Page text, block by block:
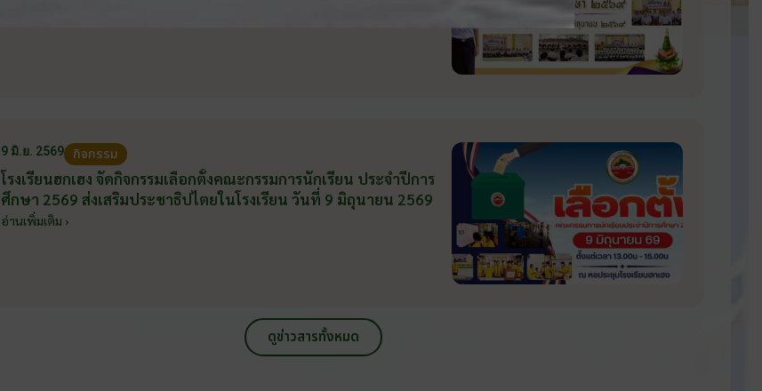
9 มิ.ย. 2569 กิจกรรม
โรงเรียนฮกเฮง จัดกิจกรรมเลือกตั้งคณะกรรมการนักเรียน ประจำปีการ
ศึกษา 2569 ส่งเสริมประชาธิปไตยในโรงเรียน วันที่ 9 มิถุนายน 2569
อ่านเพิ่มเติม ›
ดูข่าวสารทั้งหมด